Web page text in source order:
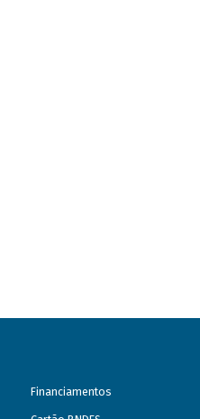
Financiamentos